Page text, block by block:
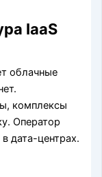
IaaS
облачные
комплексы
Оператор
дата-центрах.